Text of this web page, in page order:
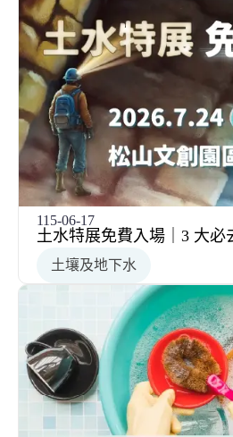
115-06-17
土水特展免費入場｜3 大必
土壤及地下水